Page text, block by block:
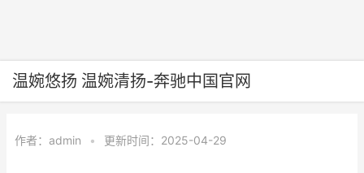
温婉悠扬 温婉清扬-奔驰中国官网
作者： admin • 更新时间：2025-04-29